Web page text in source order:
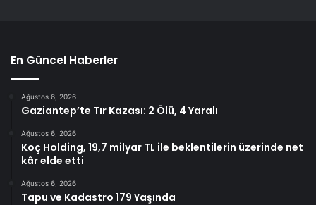
En Güncel Haberler
Ağustos 6, 2026
Gaziantep’te Tır Kazası: 2 Ölü, 4 Yaralı
Ağustos 6, 2026
Koç Holding, 19,7 milyar TL ile beklentilerin üzerinde net
kâr elde etti
Ağustos 6, 2026
Tapu ve Kadastro 179 Yaşında